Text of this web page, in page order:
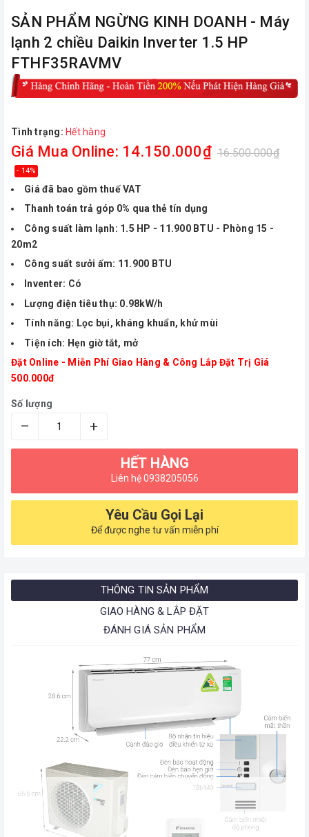
ㅤSẢN PHẨM NGỪNG KINH DOANH - Máy
lạnh 2 chiều Daikin Inverter 1.5 HP
FTHF35RAVMV
Tình trạng: Hết hàng
Giá Mua Online: 14.150.000₫ 16.500.000₫
- 14%
Giá đã bao gồm thuế VAT
Thanh toán trả góp 0% qua thẻ tín dụng
Công suất làm lạnh: 1.5 HP - 11.900 BTU - Phòng 15 -
20m2
Công suất sưởi ấm: 11.900 BTU
Inventer: Có
Lượng điện tiêu thụ: 0.98kW/h
Tính năng: Lọc bụi, kháng khuẩn, khử mùi
Tiện ích: Hẹn giờ tắt, mở
Đặt Online - Miễn Phí Giao Hàng & Công Lắp Đặt Trị Giá
500.000đ
Số lượng
– +
HẾT HÀNG
Liên hệ 0938205056
Yêu Cầu Gọi Lại
Để được nghe tư vấn miễn phí
THÔNG TIN SẢN PHẨM
GIAO HÀNG & LẮP ĐẶT
ĐÁNH GIÁ SẢN PHẨM